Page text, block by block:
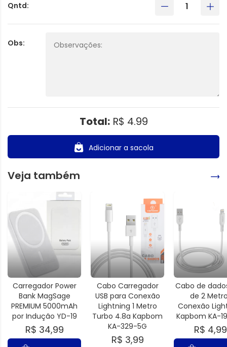
Qntd:
Obs:
Total:R$ 4.99
Adicionar a sacola
Veja também
Carregador Power
Bank MagSage
PREMIUM 5000mAh
por Indução YD-19
R$ 34,99
Cabo Carregador
USB para Conexão
Lightning 1 Metro
Turbo 4.8a Kapbom
KA-329-5G
R$ 3,99
Cabo de
de 2
Conexão
Kapbom KA-
R$ 4,99